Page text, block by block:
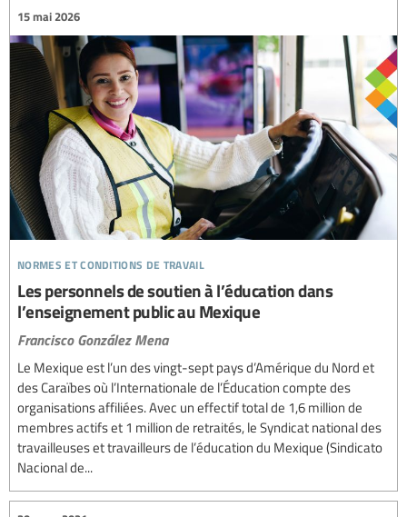
normes et conditions de travail
15 mai 2026
Les personnels de soutien à l’éducation dans
l’enseignement public au Mexique
Francisco González Mena
Le Mexique est l’un des vingt-sept pays d’Amérique du Nord et
des Caraïbes où l’Internationale de l’Éducation compte des
organisations affiliées. Avec un effectif total de 1,6 million de
membres actifs et 1 million de retraités, le Syndicat national des
travailleuses et travailleurs de l’éducation du Mexique (Sindicato
Nacional de...